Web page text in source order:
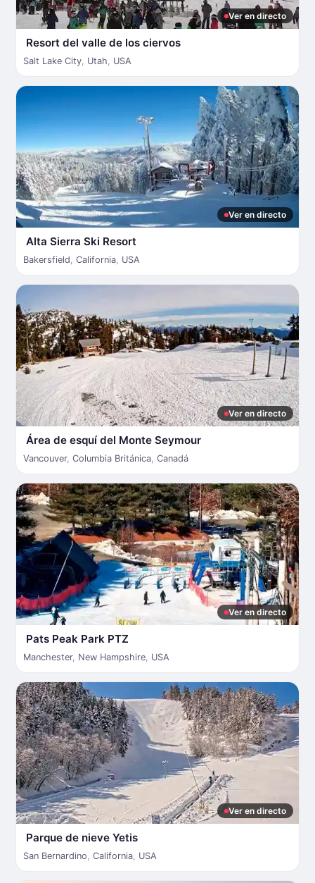
Ver en directo
Resort del valle de los ciervos
Salt Lake City, Utah, USA
Ver en directo
Alta Sierra Ski Resort
Bakersfield, California, USA
Ver en directo
Área de esquí del Monte Seymour
Vancouver, Columbia Británica, Canadá
Ver en directo
Pats Peak Park PTZ
Manchester, New Hampshire, USA
Ver en directo
Parque de nieve Yetis
San Bernardino, California, USA